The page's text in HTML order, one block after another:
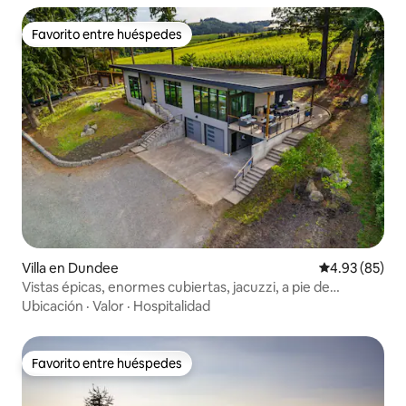
Favorito entre huéspedes
Favorito entre huéspedes
Villa en Dundee Calificación
4.93 (85)
Vistas épicas, enormes cubiertas, jacuzzi, a pie de
bodegas
Ubicación · Valor · Hospitalidad
Favorito entre huéspedes
Favorito entre huéspedes